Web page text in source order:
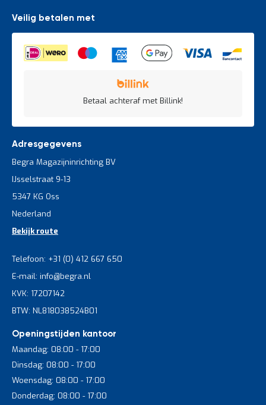
Veilig betalen met
Betaal achteraf met Billink!
Adresgegevens
Begra Magazijninrichting BV
IJsselstraat 9-13
5347 KG Oss
Nederland
Bekijk route
Telefoon: +31 (0) 412 667 650
E-mail: info@begra.nl
KVK: 17207142
BTW: NL818038524B01
Openingstijden kantoor
Maandag: 08:00 - 17:00
Dinsdag: 08:00 - 17:00
Woensdag: 08:00 - 17:00
Donderdag: 08:00 - 17:00